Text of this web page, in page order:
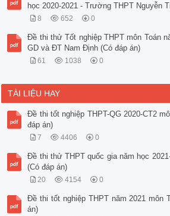
học 2020-2021 - Trường THPT Nguyễn
8 652 0
Đề thi thử Tốt nghiệp THPT môn Toán
GD và ĐT Nam Định (Có đáp án)
61 1038 0
TÀI LIỆU HAY
Đề thi tốt nghiệp THPT-QG 2020-CT2
đáp án)
7 4406 0
Đề thi thử THPT quốc gia năm học
(Có đáp án)
20 4154 0
Đề thi tốt nghiệp THPT năm 2021 môn
án)